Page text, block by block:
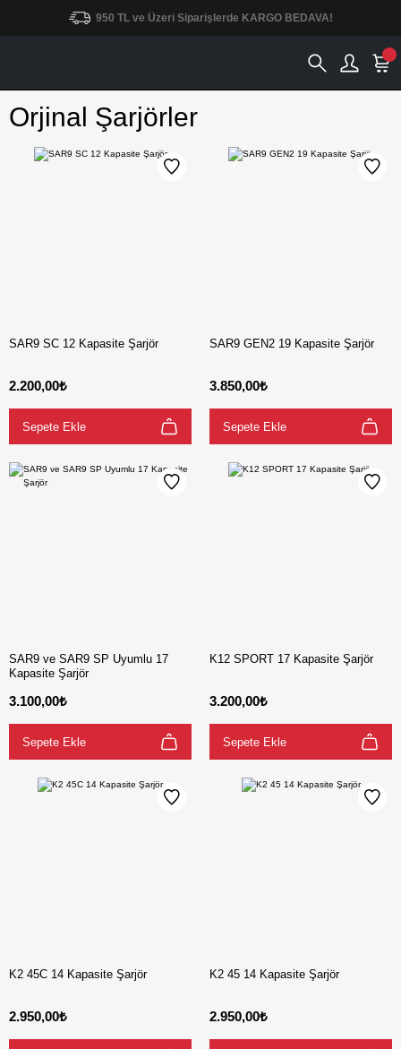
950 TL ve Üzeri Siparişlerde KARGO BEDAVA!
Orjinal Şarjörler
SAR9 SC 12 Kapasite Şarjör
2.200,00₺
Sepete Ekle
SAR9 GEN2 19 Kapasite Şarjör
3.850,00₺
Sepete Ekle
SAR9 ve SAR9 SP Uyumlu 17
Kapasite Şarjör
3.100,00₺
Sepete Ekle
K12 SPORT 17 Kapasite Şarjör
3.200,00₺
Sepete Ekle
K2 45C 14 Kapasite Şarjör
2.950,00₺
K2 45 14 Kapasite Şarjör
2.950,00₺